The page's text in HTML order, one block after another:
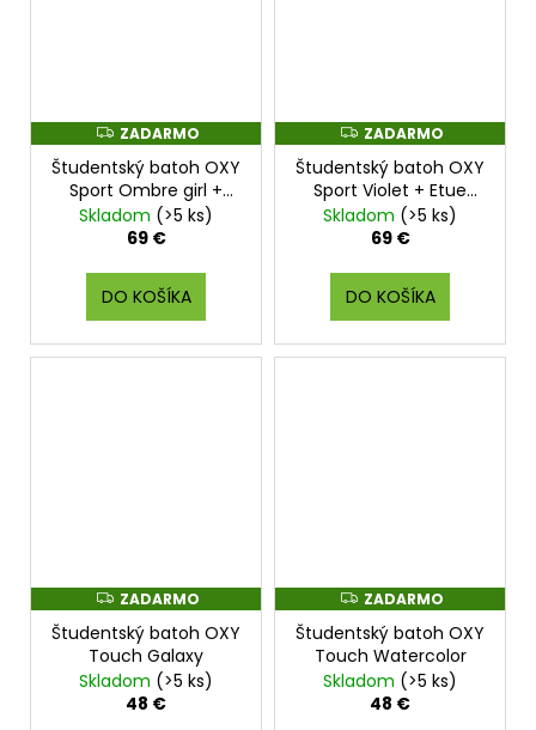
Z
A
D
A
R
M
ZADARMO
Študentský batoh OXY
Sport Ombre girl +
Etue zdarma
Skladom (>5 ks)
69 €
DO KOŠÍKA
Z
A
D
A
R
M
ZADARMO
Študentský batoh OXY
Sport Violet + Etue
zadarmo
Skladom (>5 ks)
69 €
DO KOŠÍKA
Z
A
D
R
M
ZADARMO
Študentský batoh OXY
Touch Galaxy
Skladom (>5 ks)
48 €
Z
A
D
A
R
M
ZADARMO
Študentský batoh OXY
Touch Watercolor
Skladom (>5 ks)
48 €